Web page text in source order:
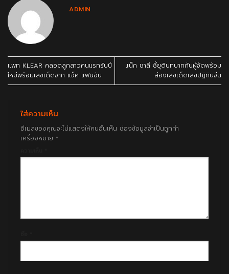
ADMIN
แพท KLEAR คลอดลูกสาวคนแรกรับปี
ใหม่พร้อมเลขเด็ดจาก แจ็ค แฟนฉัน
แน็ก ชาลี ชี้ยุติบทบาทกับผู้จัดพร้อม
ส่องเลขเด็ดเลขปฏิทินจีน
ใส่ความเห็น
อีเมลของคุณจะไม่แสดงให้คนอื่นเห็น ช่องข้อมูลจำเป็นถูกทำ
เครื่องหมาย *